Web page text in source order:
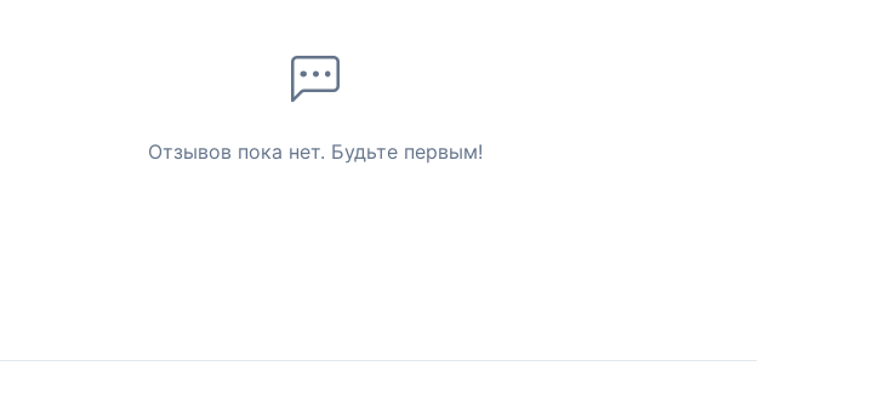
Отзывов пока нет. Будьте первым!